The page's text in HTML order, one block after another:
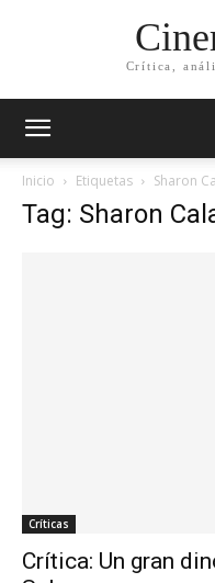
Crítica,
Inicio Etiquetas Sharon
Tag: Sharon
Críticas
Crítica: Un gran